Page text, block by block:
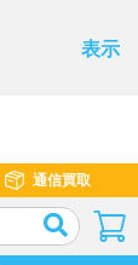
表示
通信買取